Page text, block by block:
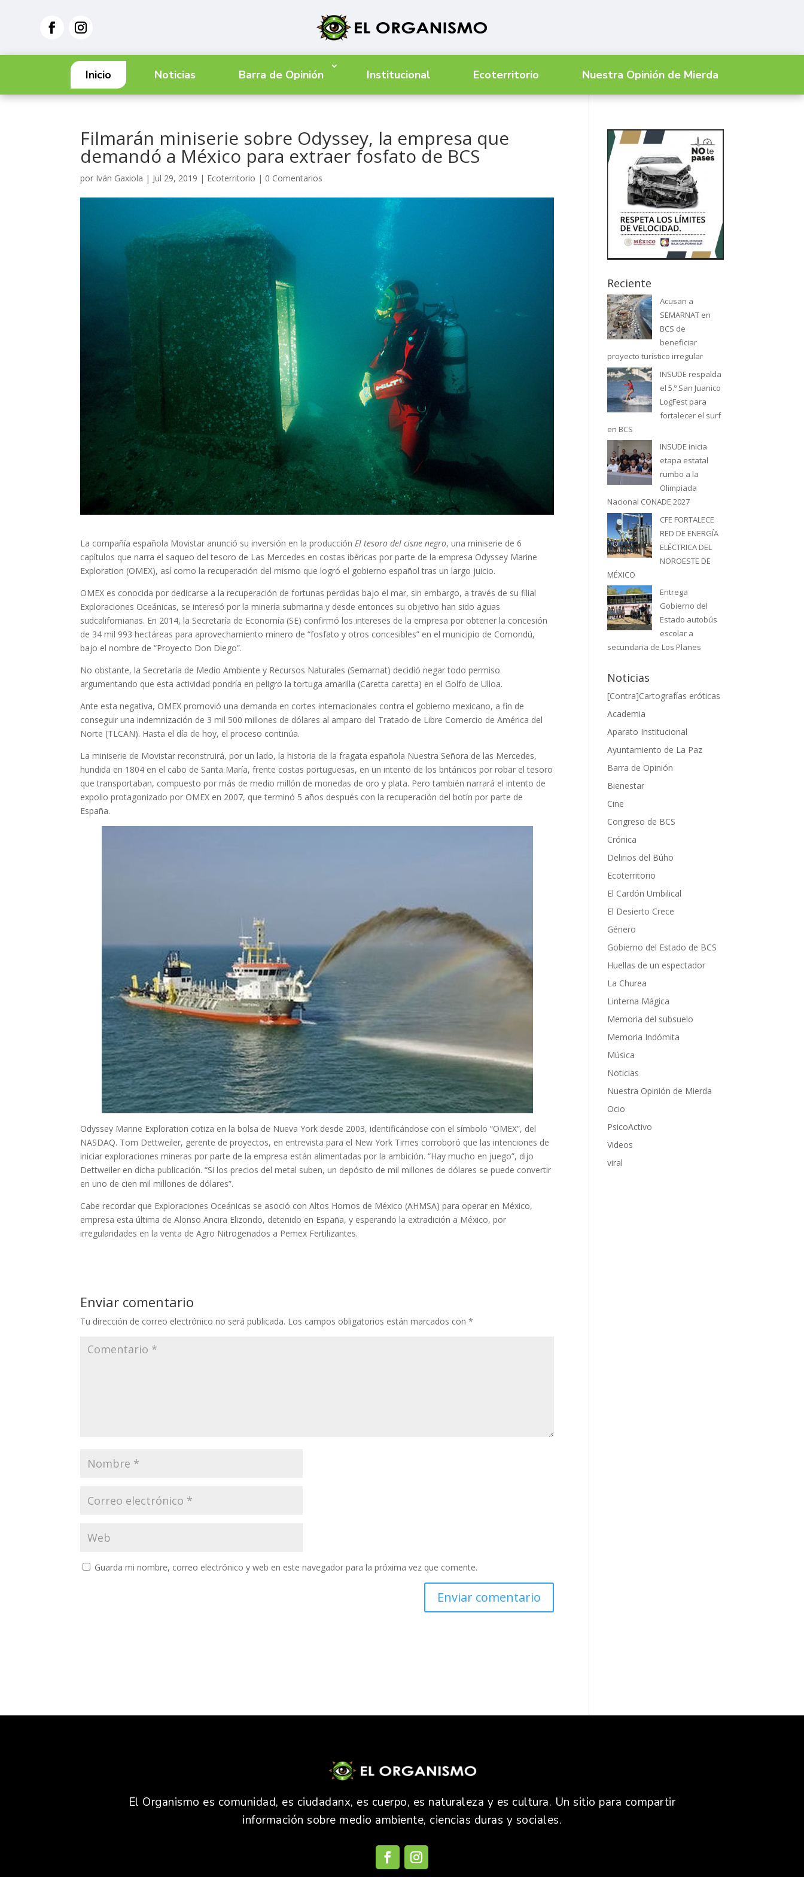
Inicio Noticias Barra de Opinión Institucional Ecoterritorio Nuestra Opinión de Mierda
Filmarán miniserie sobre Odyssey, la empresa que
demandó a México para extraer fosfato de BCS
por Iván Gaxiola | Jul 29, 2019 | Ecoterritorio | 0 Comentarios
La compañía española Movistar anunció su inversión en la producción El tesoro del cisne negro, una miniserie de 6
capítulos que narra el saqueo del tesoro de Las Mercedes en costas ibéricas por parte de la empresa Odyssey Marine
Exploration (OMEX), así como la recuperación del mismo que logró el gobierno español tras un largo juicio.
OMEX es conocida por dedicarse a la recuperación de fortunas perdidas bajo el mar, sin embargo, a través de su filial
Exploraciones Oceánicas, se interesó por la minería submarina y desde entonces su objetivo han sido aguas
sudcalifornianas. En 2014, la Secretaría de Economía (SE) confirmó los intereses de la empresa por obtener la concesión
de 34 mil 993 hectáreas para aprovechamiento minero de “fosfato y otros concesibles” en el municipio de Comondú,
bajo el nombre de “Proyecto Don Diego”.
No obstante, la Secretaría de Medio Ambiente y Recursos Naturales (Semarnat) decidió negar todo permiso
argumentando que esta actividad pondría en peligro la tortuga amarilla (Caretta caretta) en el Golfo de Ulloa.
Ante esta negativa, OMEX promovió una demanda en cortes internacionales contra el gobierno mexicano, a fin de
conseguir una indemnización de 3 mil 500 millones de dólares al amparo del Tratado de Libre Comercio de América del
Norte (TLCAN). Hasta el día de hoy, el proceso continúa.
La miniserie de Movistar reconstruirá, por un lado, la historia de la fragata española Nuestra Señora de las Mercedes,
hundida en 1804 en el cabo de Santa María, frente costas portuguesas, en un intento de los británicos por robar el tesoro
que transportaban, compuesto por más de medio millón de monedas de oro y plata. Pero también narrará el intento de
expolio protagonizado por OMEX en 2007, que terminó 5 años después con la recuperación del botín por parte de
España.
Odyssey Marine Exploration cotiza en la bolsa de Nueva York desde 2003, identificándose con el símbolo “OMEX”, del
NASDAQ. Tom Dettweiler, gerente de proyectos, en entrevista para el New York Times corroboró que las intenciones de
iniciar exploraciones mineras por parte de la empresa están alimentadas por la ambición. “Hay mucho en juego”, dijo
Dettweiler en dicha publicación. “Si los precios del metal suben, un depósito de mil millones de dólares se puede convertir
en uno de cien mil millones de dólares”.
Cabe recordar que Exploraciones Oceánicas se asoció con Altos Hornos de México (AHMSA) para operar en México,
empresa esta última de Alonso Ancira Elizondo, detenido en España, y esperando la extradición a México, por
irregularidades en la venta de Agro Nitrogenados a Pemex Fertilizantes.
Enviar comentario
Tu dirección de correo electrónico no será publicada. Los campos obligatorios están marcados con*
Guarda mi nombre, correo electrónico y web en este navegador para la próxima vez que comente.
Reciente
Acusan a
SEMARNAT en
BCS de
beneficiar
proyecto turístico irregular
INSUDE respalda
el 5.º San Juanico
LogFest para
fortalecer el surf
en BCS
INSUDE inicia
etapa estatal
rumbo a la
Olimpiada
Nacional CONADE 2027
CFE FORTALECE
RED DE ENERGÍA
ELÉCTRICA DEL
NOROESTE DE
MÉXICO
Entrega
Gobierno del
Estado autobús
escolar a
secundaria de Los Planes
Noticias
[Contra]Cartografías eróticas
Academia
Aparato Institucional
Ayuntamiento de La Paz
Barra de Opinión
Bienestar
Cine
Congreso de BCS
Crónica
Delirios del Búho
Ecoterritorio
El Cardón Umbilical
El Desierto Crece
Género
Gobierno del Estado de BCS
Huellas de un espectador
La Churea
Linterna Mágica
Memoria del subsuelo
Memoria Indómita
Música
Noticias
Nuestra Opinión de Mierda
Ocio
PsicoActivo
Videos
viral
El Organismo es comunidad, es ciudadanx, es cuerpo, es naturaleza y es cultura. Un sitio para compartir
información sobre medio ambiente, ciencias duras y sociales.